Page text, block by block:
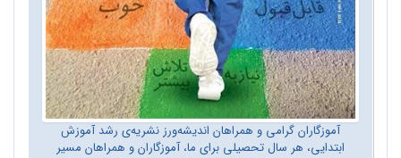
آموزگاران گرامی و همراهان اندیشه‌ورز نشریه‌ی رشد آموزش
ابتدایی، هر سال تحصیلی برای ما، آموزگاران و همراهان مسیر